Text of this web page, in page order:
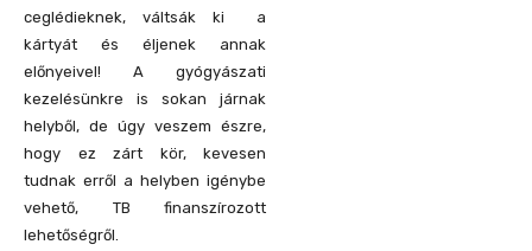
ceglédieknek, váltsák ki a
kártyát és éljenek annak
előnyeivel! A gyógyászati
kezelésünkre is sokan járnak
helyből, de úgy veszem észre,
hogy ez zárt kör, kevesen
tudnak erről a helyben igénybe
vehető, TB finanszírozott
lehetőségről.